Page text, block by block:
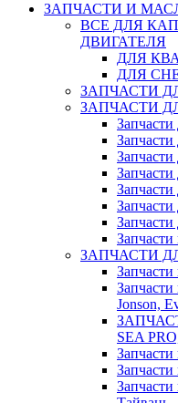
ЗАПЧАСТИ И
ВСЕ ДЛЯ
ДВИГАТЕЛЯ
ДЛЯ
ДЛЯ
ЗАПЧАСТИ
ЗАПЧАСТИ
ЗАПЧАСТИ
Jonson,
SEA